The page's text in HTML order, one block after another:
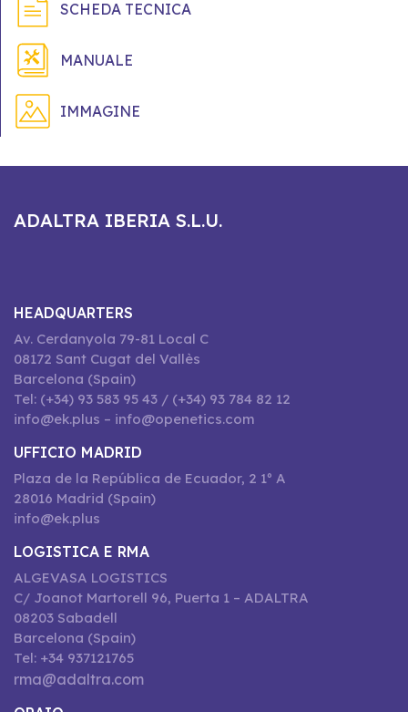
SCHEDA TECNICA
MANUALE
IMMAGINE
ADALTRA IBERIA S.L.U.
HEADQUARTERS
Av. Cerdanyola 79-81 Local C
08172 Sant Cugat del Vallès
Barcelona (Spain)
Tel: (+34) 93 583 95 43 / (+34) 93 784 82 12
info@ek.plus – info@openetics.com
UFFICIO MADRID
Plaza de la República de Ecuador, 2 1º A
28016 Madrid (Spain)
info@ek.plus
LOGISTICA E RMA
ALGEVASA LOGISTICS
C/ Joanot Martorell 96, Puerta 1 – ADALTRA
08203 Sabadell
Barcelona (Spain)
Tel: +34 937121765
rma@adaltra.com